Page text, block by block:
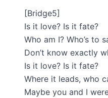
[Bridge5]
Is it love? Is it fate?
Who am I? Who’s to
Don’t know exactly
Is it love? Is it fate?
Where it leads, who
Maybe you and I